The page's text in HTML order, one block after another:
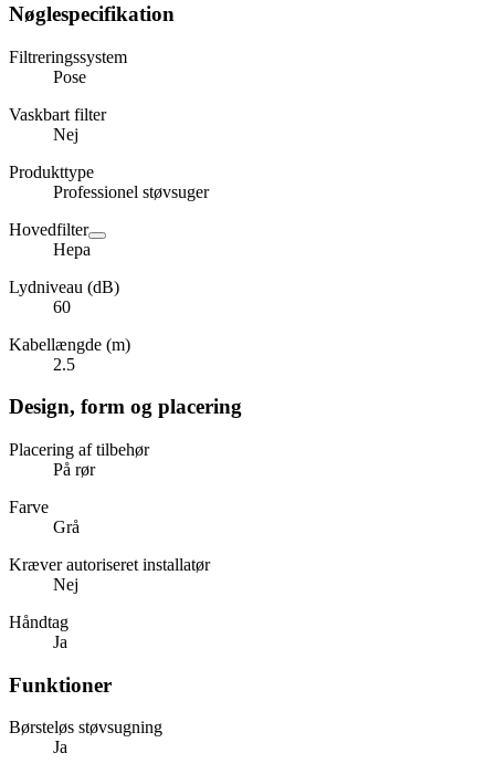
Nøglespecifikation
Filtreringssystem
Pose
Vaskbart filter
Nej
Produkttype
Professionel støvsuger
Hovedfilter
Hepa
Lydniveau (dB)
60
Kabellængde (m)
2.5
Design, form og placering
Placering af tilbehør
På rør
Farve
Grå
Kræver autoriseret installatør
Nej
Håndtag
Ja
Funktioner
Børsteløs støvsugning
Ja